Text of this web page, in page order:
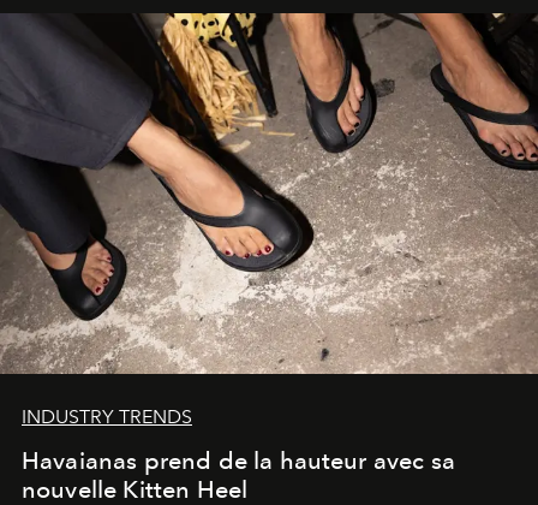
INDUSTRY TRENDS
Havaianas prend de la hauteur avec sa
nouvelle Kitten Heel